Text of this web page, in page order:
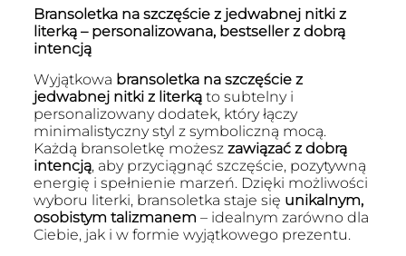
Bransoletka na szczęście z jedwabnej nitki z
literką – personalizowana, bestseller z dobrą
intencją
Wyjątkowa bransoletka na szczęście z
jedwabnej nitki z literkąto subtelny i
personalizowany dodatek, który łączy
minimalistyczny styl z symboliczną mocą.
Każdą bransoletkę możesz zawiązać z dobrą
intencją, aby przyciągnąć szczęście, pozytywną
energię i spełnienie marzeń. Dzięki możliwości
wyboru literki, bransoletka staje się unikalnym,
osobistym talizmanem – idealnym zarówno dla
Ciebie, jak i w formie wyjątkowego prezentu.